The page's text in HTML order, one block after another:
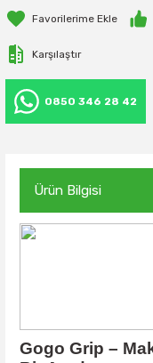
Karşılaştır
0850 346 28 42
Ürün Bilgisi
Gogo Grip –